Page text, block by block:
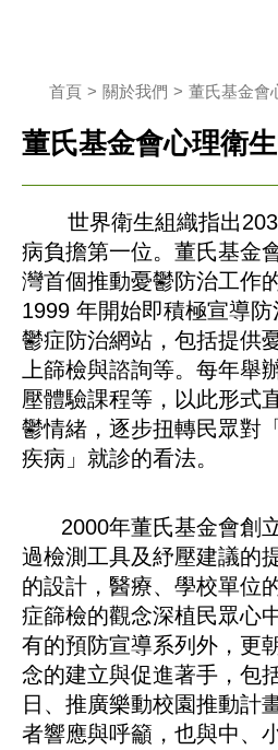
首頁 關於我們 董氏基金會
董氏基金會心理衛
世界衛生組織指出
病負擔第一位。董氏基金
灣首個推動憂鬱防治工作
1999 年開始即積極宣導
鬱症防治網站，包括提供
上篩檢與諮詢等。每年舉
壓體驗課程等，以此形式
鬱情緒，逐步扭轉民眾對
疾病」就診的看法。
2000年董氏基金會創
過檢測工具及紓壓建議的
的設計，醫療、學校單位
症篩檢的觀念深植民眾心
有的預防宣導系列外，更
念的建立與促進著手，包
日、推廣樂動校園推動計
者響應與呼籲，也與中、